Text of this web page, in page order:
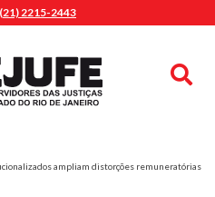
2215-2443
ampliam distorções remuneratórias